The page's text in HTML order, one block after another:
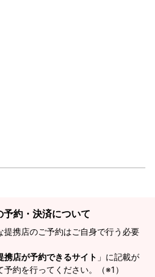
予約・決済について
提携店のご予約はご自身で行う必要
携店が予約できるサイト 」に記載が
約を行ってください。（※1）